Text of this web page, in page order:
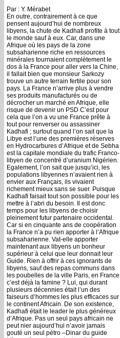
Par : Y. Mérabet
En outre, contrairement à ce que
pensent aujourd’hui de nombreux
libyens, la chute de Kadhafi profite à tout
le monde sauf à eux. Car, dans une
Afrique où les pays de la zone
subsaharienne riche en ressources
minérales tournaient complètement le
dos à la France pour aller vers la Chine,
il fallait bien que monsieur Sarkozy
trouve un autre terrain fertile pour son
pays. La France n’arrive plus à vendre
ses produits manufacturés ou de
décrocher un marché en Afrique, elle
risque de devenir un PSD C’est pour
cela que l’on a vu une France prête à
tout pour renverser ou assassiner
Kadhafi ; surtout quand l’on sait que la
Libye est l’une des premières réserves
en Hydrocarbures d’Afrique et de Sebha
est la capitale mondiale du trafic Franco-
libyen de concentré d’uranium Nigérien.
Egalement, l’on sait que jusqu’ici, les
populations libyennes n’avaient rien à
envier aux Français, ils vivaient
richement mieux sans se suer. Puisque
Kadhafi faisait tout son possible pour les
mettre à l’abri du besoin. Il est donc
temps pour les libyens de choisir
pleinement futur partenaire occidental.
Car si en cinquante ans de coopération
la France n’a pu rien apporter à l’Afrique
subsaharienne. Vat-elle apporter
maintenant aux libyens un bonheur
supérieur à celui que leur donnait leur
Guide. Rien à offrir à ces ignorants de
libyens, sauf des repas communs dans
les poubelles de la ville Paris, en France
c’est déjà la famine ? Lui, qui durant
plusieurs décennies était l’un des
faiseurs d’hommes les plus efficaces sur
le continent Africain. De son existence,
Kadhafi était le leader le plus généreux
d’Afrique. Pas un seul pays africain ne
peut nier aujourd’hui n’avoir jamais
gouté un seul pétro –Dinar du guide